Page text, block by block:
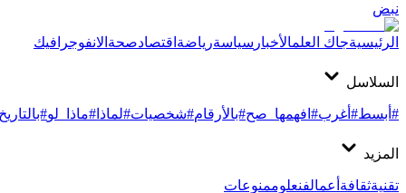
نبض
الرئيسيةجاك العلمالأخبار سياسةرياضةاقتصادصحةالانفوجرافيك
السلاسل
#أبسط#أغرب#افهمها_صح#بالأرقام#شخصيات#لماذا #ماذا_لو#بالتاريخ
المزيد
تقنيةثقافةأعمالفنعلوممنوعات